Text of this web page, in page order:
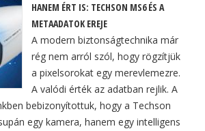
HANEM ÉRT IS: TECHSON MS6 ÉS A
METAADATOK EREJE
A modern biztonságtechnika már
rég nem arról szól, hogy rögzítjük
a pixelsorokat egy merevlemezre.
A valódi érték az adatban rejlik. A
bebizonyítottuk, hogy a Techson
egy kamera, hanem egy intelligens